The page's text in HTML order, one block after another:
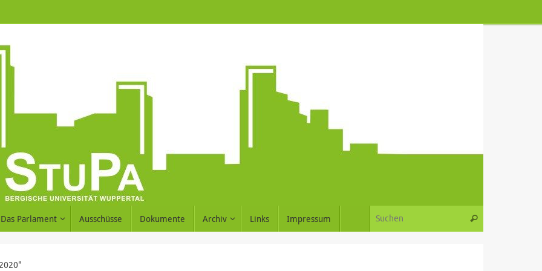
Das Parlament Ausschüsse Dokumente Archiv Links Impressum Suchen